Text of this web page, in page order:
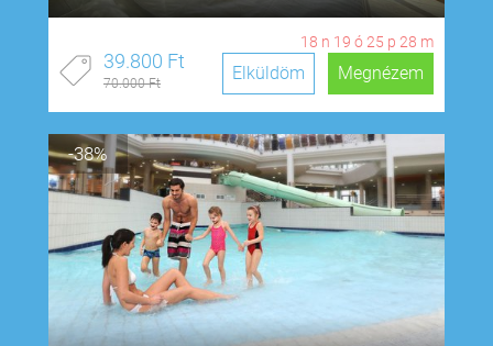
18 n 19 ó 25 p 27 m
39.800 Ft
70.000 Ft Megnézem
Elküldöm
-38%